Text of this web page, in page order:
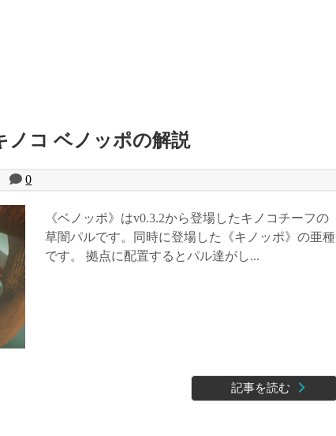
ノコ ベノッポの解説
0
《ベノッポ》はv0.3.2から登場したキノコチーフの
草闇パルです。同時に登場した《キノッポ》の亜種
です。 拠点に配置するとパル達がし...
記事を読む